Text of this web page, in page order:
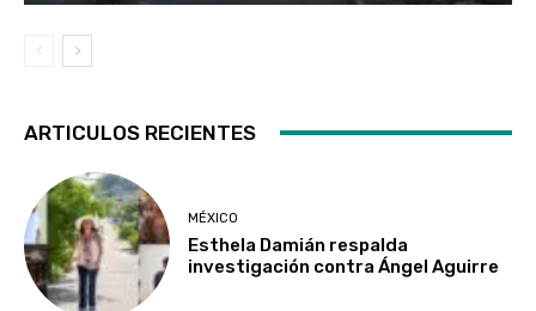
ARTICULOS RECIENTES
MÉXICO
Esthela Damián respalda
investigación contra Ángel Aguirre